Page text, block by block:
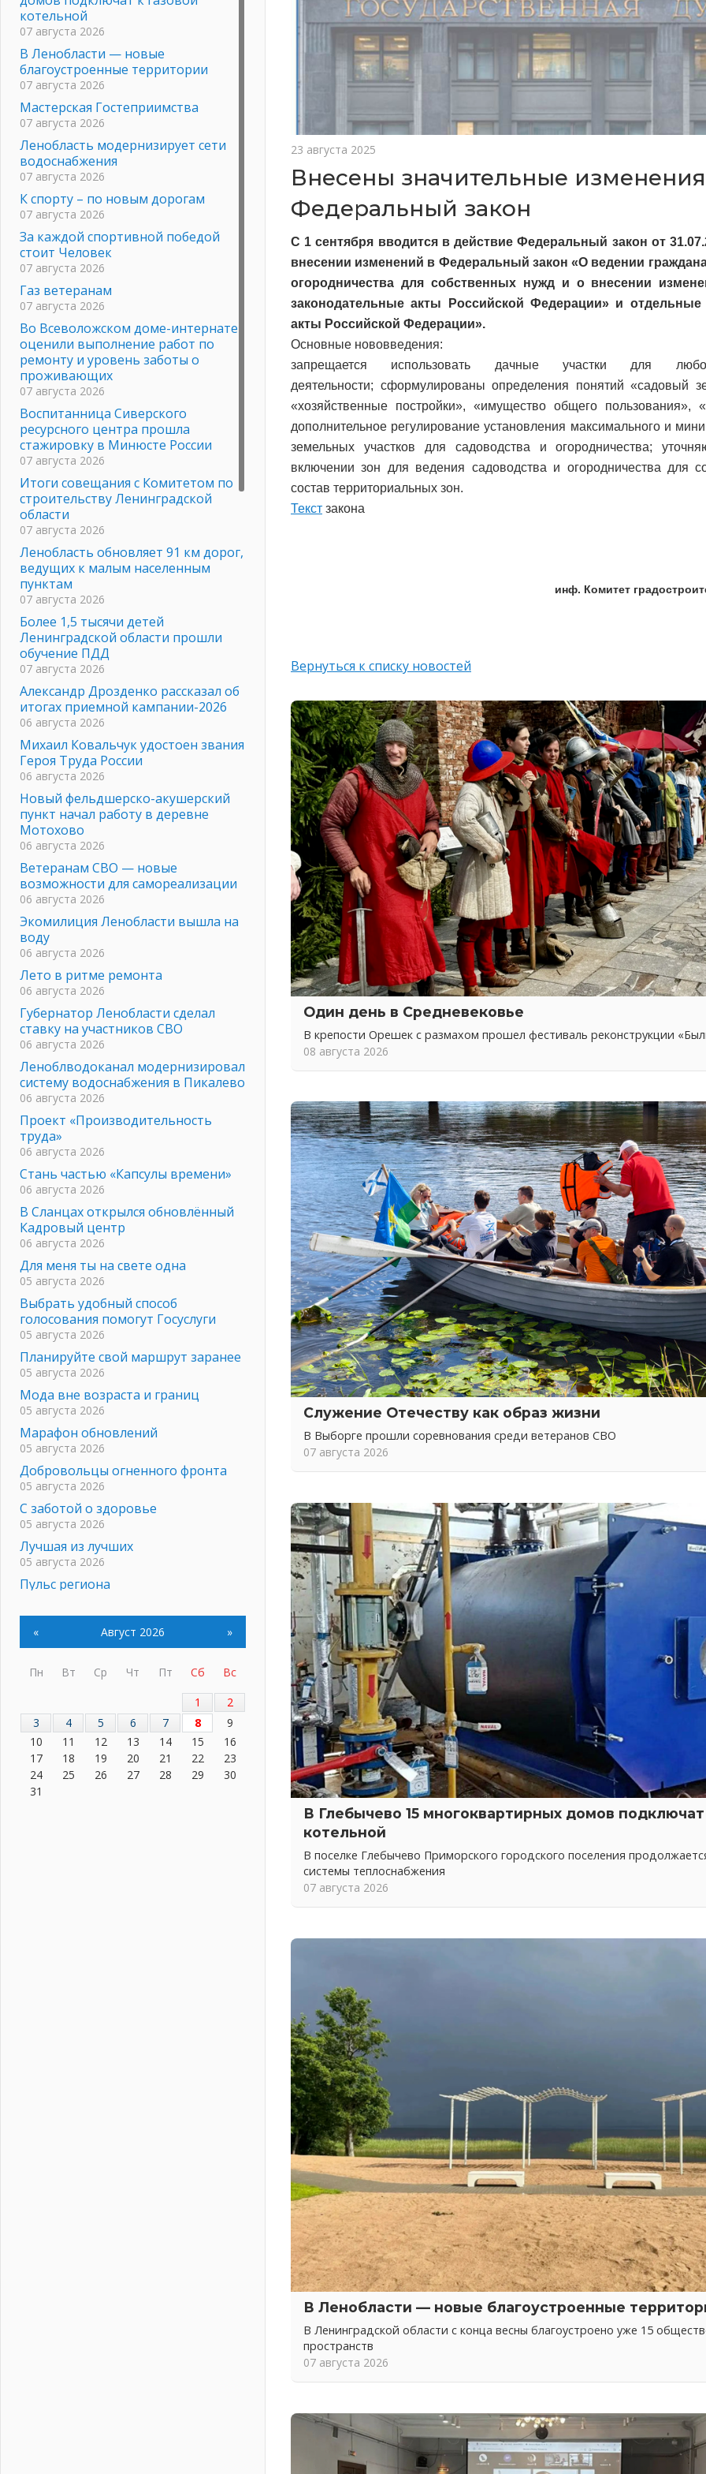
23 августа 2025
Внесены значительные
Федеральный закон
С 1 сентября вводится в действие Федеральный закон от
внесении изменений в Федеральный закон «О ведении
огородничества для собственных нужд и о внесении
законодательные акты Российской Федерации» и отдельные
акты Российской Федерации».
Основные нововведения:
запрещается использовать дачные участки для
деятельности; сформулированы определения понятий «садовый
«хозяйственные постройки», «имущество общего пользования»,
дополнительное регулирование установления максимального и
земельных участков для садоводства и огородничества;
включении зон для ведения садоводства и огородничества для
состав территориальных зон.
Текст закона
инф. Комитет
Вернуться к списку новостей
Один день в Средневековье
В крепости Орешек с размахом прошел фестиваль реконструкции
08 августа 2026
Служение Отечеству как образ жизни
В Выборге прошли соревнования среди ветеранов СВО
07 августа 2026
В Глебычево 15 многоквартирных домов подключат
котельной
В поселке Глебычево Приморского городского поселения
системы теплоснабжения
07 августа 2026
В Ленобласти — новые благоустроенные
В Ленинградской области с конца весны благоустроено уже 15
пространств
07 августа 2026
котельной
07 августа 2026
В Ленобласти — новые
благоустроенные территории
07 августа 2026
Мастерская Гостеприимства
07 августа 2026
Ленобласть модернизирует сети
водоснабжения
07 августа 2026
К спорту – по новым дорогам
07 августа 2026
За каждой спортивной победой
стоит Человек
07 августа 2026
Газ ветеранам
07 августа 2026
Во Всеволожском доме-интернате
оценили выполнение работ по
ремонту и уровень заботы о
проживающих
07 августа 2026
Воспитанница Сиверского
ресурсного центра прошла
стажировку в Минюсте России
07 августа 2026
Итоги совещания с Комитетом по
строительству Ленинградской
области
07 августа 2026
Ленобласть обновляет 91 км дорог,
ведущих к малым населенным
пунктам
07 августа 2026
Более 1,5 тысячи детей
Ленинградской области прошли
обучение ПДД
07 августа 2026
Александр Дрозденко рассказал об
итогах приемной кампании-2026
06 августа 2026
Михаил Ковальчук удостоен звания
Героя Труда России
06 августа 2026
Новый фельдшерско-акушерский
пункт начал работу в деревне
Мотохово
06 августа 2026
Ветеранам СВО — новые
возможности для самореализации
06 августа 2026
Экомилиция Ленобласти вышла на
воду
06 августа 2026
Лето в ритме ремонта
06 августа 2026
Губернатор Ленобласти сделал
ставку на участников СВО
06 августа 2026
Леноблводоканал модернизировал
систему водоснабжения в Пикалево
06 августа 2026
Проект «Производительность
труда»
06 августа 2026
Стань частью «Капсулы времени»
06 августа 2026
В Сланцах открылся обновлённый
Кадровый центр
06 августа 2026
Для меня ты на свете одна
05 августа 2026
Выбрать удобный способ
голосования помогут Госуслуги
05 августа 2026
Планируйте свой маршрут заранее
05 августа 2026
Мода вне возраста и границ
05 августа 2026
Марафон обновлений
05 августа 2026
Добровольцы огненного фронта
05 августа 2026
С заботой о здоровье
05 августа 2026
Лучшая из лучших
05 августа 2026
Пульс региона
каждого ведомства и
муниципалитета»
05 августа 2026
Вдохновлять, просвещать и
05 августа 2026
Не оставят в беде
05 августа 2026
На лидирующих позициях
04 августа 2026
« Август 2026 »
Пн Вт Ср Чт Пт Сб
Вс
1
2
3
4 5 6 7 8
9
10
11 12 13 14 15
16
17
18 19 20 21 22
23
24
25 26 27 28 29
30
31